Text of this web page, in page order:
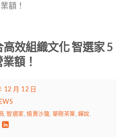
額！
效組織文化 智選家 5
額！
12 月 12 日
,智選家 ,燒賣沙龍 華剛茶業 蟬說